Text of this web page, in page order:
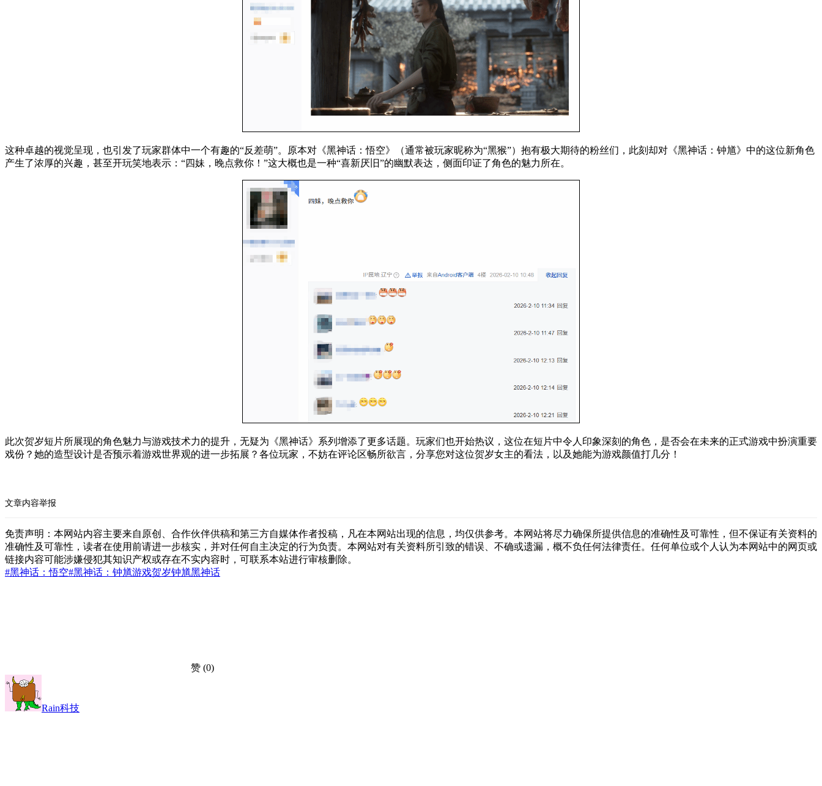
这种卓越的视觉呈现，也引发了玩家群体中一个有趣的“反差萌”。原本对《黑神话：悟空》（通常被玩家昵称为“黑猴”）抱有极大期待的粉丝们，此刻却对《黑神话：钟馗》中的这位新角色
产生了浓厚的兴趣，甚至开玩笑地表示：“四妹，晚点救你！”这大概也是一种“喜新厌旧”的幽默表达，侧面印证了角色的魅力所在。
此次贺岁短片所展现的角色魅力与游戏技术力的提升，无疑为《黑神话》系列增添了更多话题。玩家们也开始热议，这位在短片中令人印象深刻的角色，是否会在未来的正式游戏中扮演重要
戏份？她的造型设计是否预示着游戏世界观的进一步拓展？各位玩家，不妨在评论区畅所欲言，分享您对这位贺岁女主的看法，以及她能为游戏颜值打几分！
文章内容举报
免责声明：本网站内容主要来自原创、合作伙伴供稿和第三方自媒体作者投稿，凡在本网站出现的信息，均仅供参考。本网站将尽力确保所提供信息的准确性及可靠性，但不保证有关资料的
准确性及可靠性，读者在使用前请进一步核实，并对任何自主决定的行为负责。本网站对有关资料所引致的错误、不确或遗漏，概不负任何法律责任。任何单位或个人认为本网站中的网页或
链接内容可能涉嫌侵犯其知识产权或存在不实内容时，可联系本站进行审核删除。
#黑神话：悟空#黑神话：钟馗游戏贺岁钟馗黑神话
赞 (0)
Rain科技